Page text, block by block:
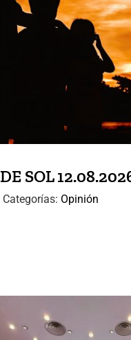
ECLIPSE DE
SOL
Categorías: Opinión